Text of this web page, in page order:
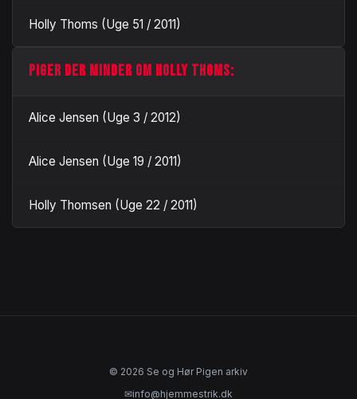
Holly Thoms (Uge 51 / 2011)
PIGER DER MINDER OM HOLLY THOMS:
Alice Jensen (Uge 3 / 2012)
Alice Jensen (Uge 19 / 2011)
Holly Thomsen (Uge 22 / 2011)
© 2026 Se og Hør Pigen arkiv
✉info@hjemmestrik.dk